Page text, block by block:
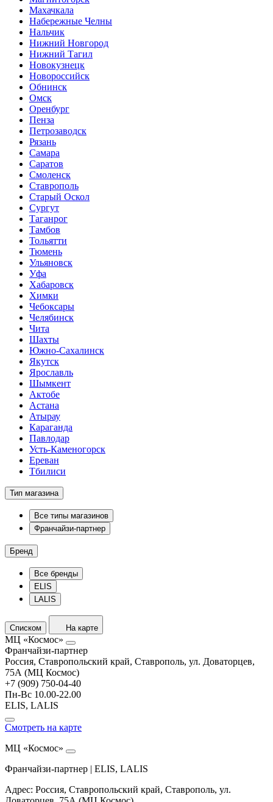
Махачкала
Набережные Челны
Нальчик
Нижний Новгород
Нижний Тагил
Новокузнецк
Новороссийск
Обнинск
Омск
Оренбург
Пенза
Петрозаводск
Рязань
Самара
Саратов
Смоленск
Ставрополь
Старый Оскол
Сургут
Таганрог
Тамбов
Тольятти
Тюмень
Ульяновск
Уфа
Хабаровск
Химки
Чебоксары
Челябинск
Чита
Шахты
Южно-Сахалинск
Якутск
Ярославль
Шымкент
Актобе
Астана
Атырау
Караганда
Павлодар
Усть-Каменогорск
Ереван
Тбилиси
Тип магазина
Все типы магазинов
Франчайзи-партнер
Бренд
Все бренды
ELIS
LALIS
Списком На карте
МЦ «Космос»
Франчайзи-партнер
Россия, Ставропольский край, Ставрополь, ул. Доваторцев,
75А (МЦ Космос)
+7 (909) 750-04-40
Пн-Вс 10.00-22.00
ELIS, LALIS
Смотреть на карте
МЦ «Космос»
Франчайзи-партнер | ELIS, LALIS
Адрес: Россия, Ставропольский край, Ставрополь, ул.